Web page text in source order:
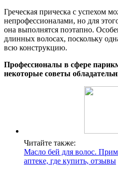
Греческая прическа с успехом
непрофессионалами, но для
она выполнятся поэтапно.
длинных волосах, поскольку
всю конструкцию.
Профессионалы в сфере
некоторые советы
Читайте также:
Масло бей для волос.
аптеке, где купить, отзывы